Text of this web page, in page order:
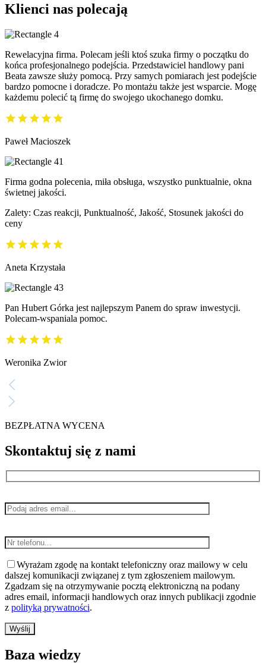
Klienci nas polecają
Rewelacyjna firma. Polecam jeśli ktoś szuka firmy o początku do
końca profesjonalnego podejścia. Przedstawiciel handlowy pani
Beata zawsze służy pomocą. Przy samych pomiarach jest podejście
bardzo pomocne i doradcze. Po montażu także jest wsparcie. Mogę
każdemu polecić tą firmę do swojego ukochanego domku.
Paweł Macioszek
Firma godna polecenia, miła obsługa, wszystko punktualnie, okna
świetnej jakości.
Zalety: Czas reakcji, Punktualność, Jakość, Stosunek jakości do
ceny
Aneta Krzystała
Pan Hubert Górka jest najlepszym Panem do spraw inwestycji.
Polecam-wspaniala pomoc.
Weronika Zwior
BEZPŁATNA WYCENA
Skontaktuj się z nami
Wyrażam zgodę na kontakt telefoniczny oraz mailowy w celu
dalszej komunikacji związanej z tym zgłoszeniem mailowym.
Zgadzam się na otrzymywanie pocztą elektroniczną na podany
adres email, informacji handlowych oraz innych publikacji zgodnie
z polityką prywatności.
Baza wiedzy